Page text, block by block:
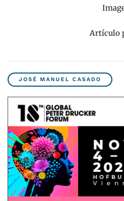
Artículo
JOSÉ MANUEL CASADO